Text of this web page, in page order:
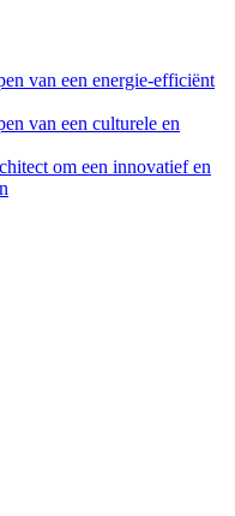
van een energie-efficiënt
van een culturele en
om een innovatief en